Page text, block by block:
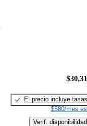
El precio incluye tasas
$580/mes
Verif. disponibilidad